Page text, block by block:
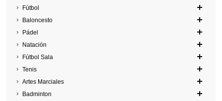
Fútbol
Baloncesto
Pádel
Natación
Fútbol Sala
Tenis
Artes Marciales
Badminton